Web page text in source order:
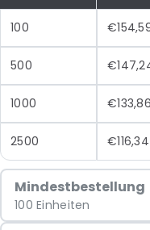
100
500
1000 €133,86
2500 €116,34
Mindestbestellung
100 Einheiten